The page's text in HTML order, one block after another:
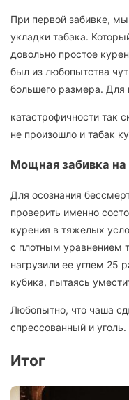
При первой забивке,
укладки табака.
довольно простое
был из любопытства
большего размера. Для
катастрофичности так
не произошло и табак
Мощная забивка
Для осознания
проверить именно
курения в тяжелых
с плотным уравнением
нагрузили ее углем 25
кубика, пытаясь
Любопытно, что чаша
спрессованный и уголь.
Итог